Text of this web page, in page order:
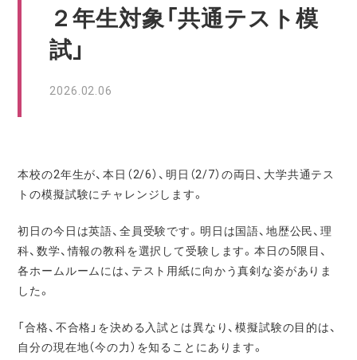
２年生対象「共通テスト模
試」
2026.02.06
本校の2年生が、本日（2/6）、明日（2/7）の両日、大学共通テス
トの模擬試験にチャレンジします。
初日の今日は英語、全員受験です。明日は国語、地歴公民、理
科、数学、情報の教科を選択して受験します。本日の5限目、
各ホームルームには、テスト用紙に向かう真剣な姿がありま
した。
「合格、不合格」を決める入試とは異なり、模擬試験の目的は、
自分の現在地（今の力）を知ることにあります。